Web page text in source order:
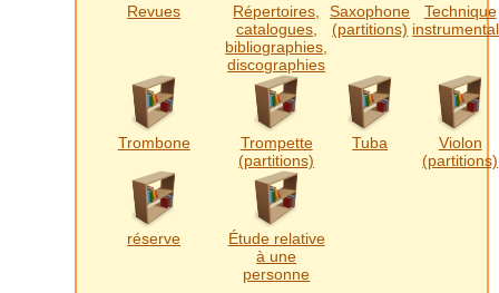
Revues
Répertoires,
catalogues,
bibliographies,
discographies
Saxophone
(partitions)
Technique
Trombone
Trompette
(partitions)
Tuba
Violon
(partitions)
réserve
Étude relative
à une
personne